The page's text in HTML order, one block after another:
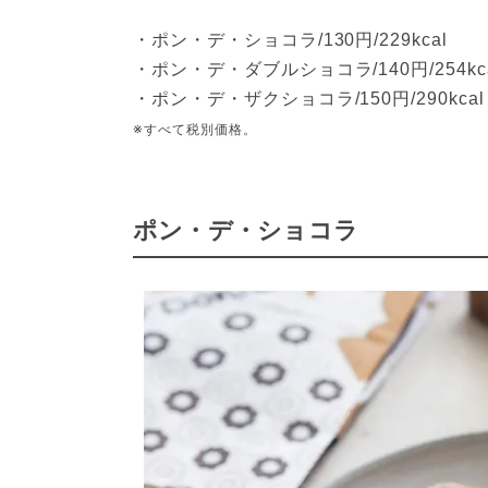
・ポン・デ・ショコラ/130円/229kcal
・ポン・デ・ダブルショコラ/140円/
・ポン・デ・ザクショコラ/150円/290kcal
※すべて税別価格。
ポン・デ・ショコラ